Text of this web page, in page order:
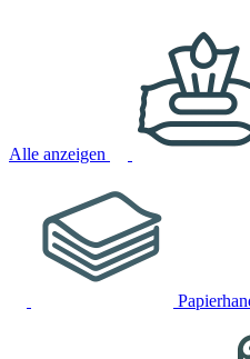
Alle anzeigen